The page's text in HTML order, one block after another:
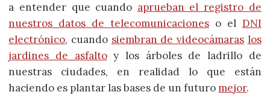
a entender que cuando aprueban el registro de
nuestros datos de telecomunicaciones o el DNI
electrónico, cuando siembran de videocámaras los
jardines de asfaltoy los árboles de ladrillo de
nuestras ciudades, en realidad lo que están
haciendo es plantar las bases de un futuromejor.